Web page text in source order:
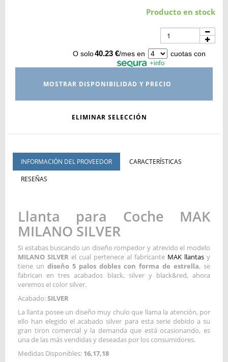
Producto en stock
O solo40.23 €/mes en cuotas con
+info
MOSTRAR DISPONIBILIDAD Y PRECIO
ELIMINAR SELECCIÓN
INFORMACIÓN DEL PROVEEDOR
CARACTERÍSTICAS
RESEÑAS
Llanta para Coche MAK
MILANO SILVER
Si estabas buscando un diseño rompedor y atrevido el modelo
MILANO SILVER el cual pertenece al fabricante MAK llantas y
tiene un diseño 5 palos dobles con forma de estrella, se
fabrican en tres acabados black, silver y black&red, ahora
veremos el color silver.
Acabado:SILVER
La llanta posee un diseño muy chulo que llama la atención, por
ello han elegido el acabado silver para esta serie debido a su
gran tiron comercial y la demanda que está ocasionando, es
una de las más vendidas y deseadas por los consumidores.
Medidas Disponibles: 16,17,18